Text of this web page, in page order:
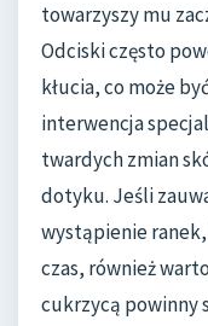
towarzyszy mu
Odciski często
kłucia, co może
interwencja
twardych zmian
dotyku. Jeśli
wystąpienie
czas, również
cukrzycą powinny